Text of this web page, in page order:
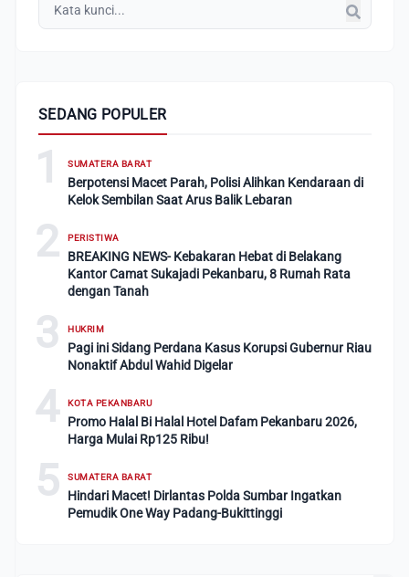
SEDANG POPULER
1 SUMATERA BARAT
Berpotensi Macet Parah, Polisi Alihkan Kendaraan di
Kelok Sembilan Saat Arus Balik Lebaran
2 PERISTIWA
BREAKING NEWS- Kebakaran Hebat di Belakang
Kantor Camat Sukajadi Pekanbaru, 8 Rumah Rata
dengan Tanah
3 HUKRIM
Pagi ini Sidang Perdana Kasus Korupsi Gubernur Riau
Nonaktif Abdul Wahid Digelar
4 KOTA PEKANBARU
Promo Halal Bi Halal Hotel Dafam Pekanbaru 2026,
Harga Mulai Rp125 Ribu!
5 SUMATERA BARAT
Hindari Macet! Dirlantas Polda Sumbar Ingatkan
Pemudik One Way Padang-Bukittinggi